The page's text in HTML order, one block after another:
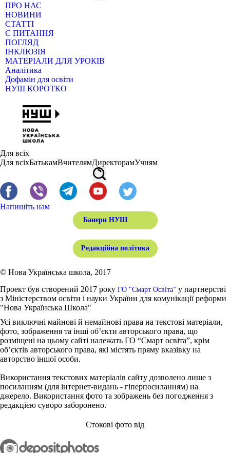
ПРО НАС
НОВИНИ
СТАТТІ
Є ПИТАННЯ
ПОГЛЯД
ІНКЛЮЗІЯ
МАТЕРІАЛИ ДЛЯ УРОКІВ
Аналітика
Дофамін для освіти
НУШ КОРОТКО
Для всіх
Для всіхБатькамВчителямДиректорамУчням
Напишіть нам
Банери НУШ
Редакційна політика
© Нова Українська школа, 2017
Проект був створений 2017 року ГО "Смарт Освіта" у партнерстві
з Міністерством освіти і науки України для комунікації реформи
"Нова Українська Школа"
Усі виключні майнові й немайнові права на текстові матеріали,
фото, зображення та інші об’єкти авторського права, що
розміщені на цьому сайті належать ГО “Смарт освіта”, крім
об’єктів авторського права, які містять пряму вказівку на
авторство іншої особи.
Використання текстових матеріалів сайту дозволено лише з
посиланням (для інтернет-видань - гіперпосиланням) на
джерело. Використання фото та зображень без погодження з
редакцією суворо заборонено.
Стокові фото від